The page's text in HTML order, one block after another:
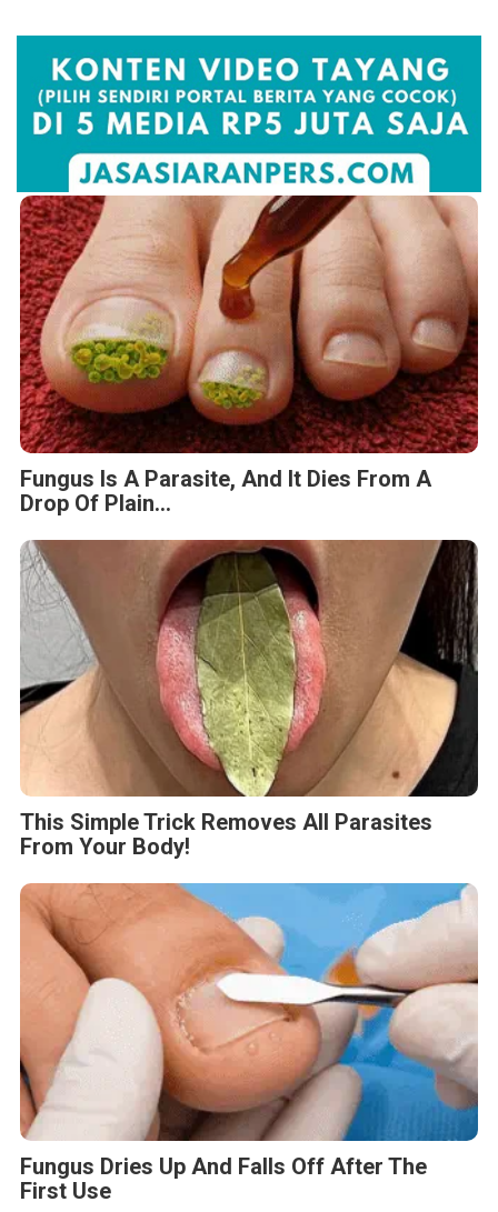
Fungus Is A Parasite, And It Dies From A
Drop Of Plain...
This Simple Trick Removes All Parasites
From Your Body!
Fungus Dries Up And Falls Off After The
First Use